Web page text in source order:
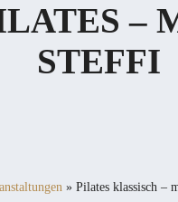
–
STEFFI
» Pilates klassisch –